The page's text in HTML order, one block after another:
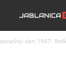
dan 1947: